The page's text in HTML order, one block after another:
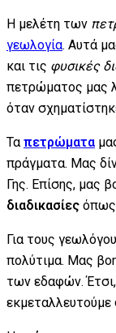
Η μελέτη των
γεωλογία. Αυτά
και τις φυσικές
πετρώματος μας
όταν
Ταπετρώματα
πράγματα. Μας
Γης. Επίσης, μας
διαδικασίες όπως
Για τους
πολύτιμα. Μας
των εδαφών.
εκμεταλλευτούμε